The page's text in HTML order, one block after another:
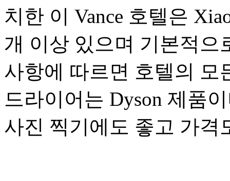
치한 이 Vance 호텔은
개 이상 있으며 기본적으
사항에 따르면 호텔의 모
드라이어는 Dyson 제품
사진 찍기에도 좋고 가격